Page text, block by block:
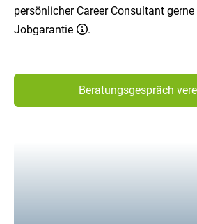
persönlicher Career Consultant
Jobgarantie
.
Beratungsgespräch